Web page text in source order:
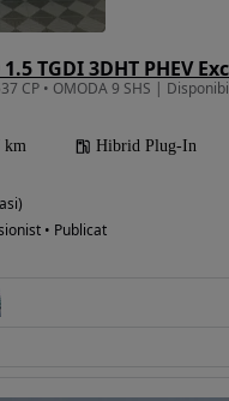
TGDI 3DHT PHEV
CP • OMODA 9 SHS |
km Hibrid Plug-In
• Publicat